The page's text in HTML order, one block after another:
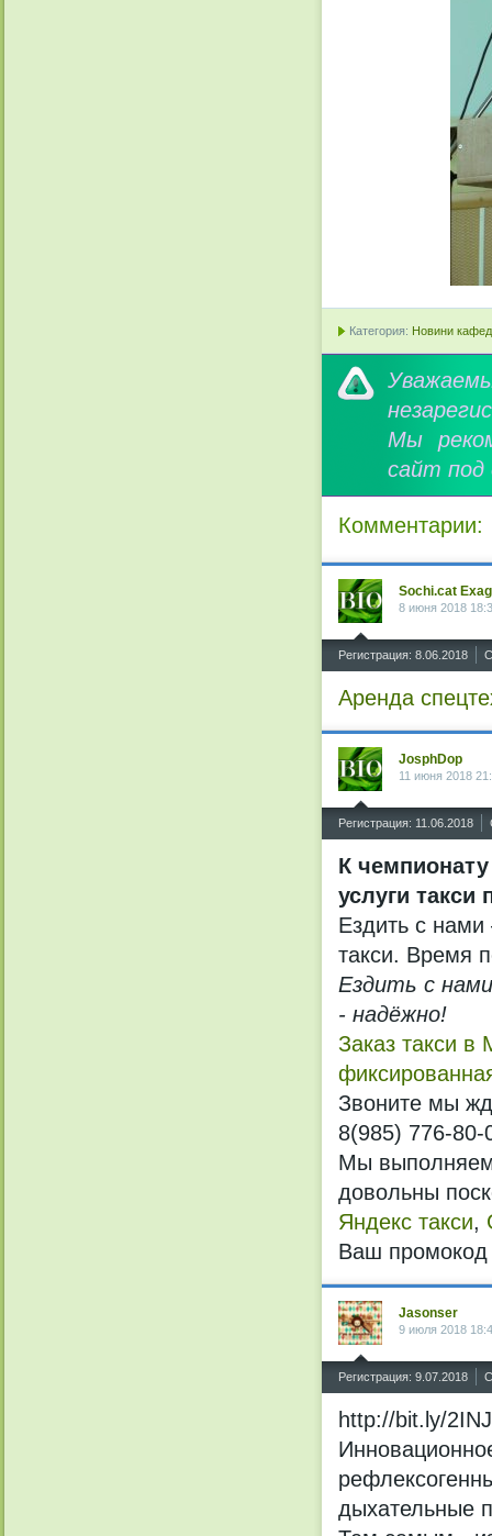
Категория: Новини
Мы
сайт под
Комментарии:
Sochi.cat
8 июня 2018
Регистрация: 8.06.2018
Аренда
JosphDop
11 июня 2018
Регистрация: 11.06.2018
К
услуги
Ездить с
такси. Время
Ездить с
- надёжно!
Заказ такси в
Звоните мы
8(985) 776-
Мы выполняем
довольны
Яндекс такси,
Ваш промокод
Jasonser
9 июля 2018
Регистрация: 9.07.2018
http://bit.ly/
дыхательные